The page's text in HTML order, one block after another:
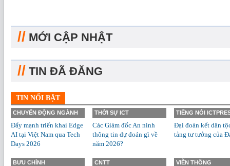
// MỚI CẬP NHẬT
// TIN ĐÃ ĐĂNG
TIN NỔI BẬT
CHUYỂN ĐỘNG NGÀNH
Đẩy mạnh triển khai Edge
AI tại Việt Nam qua Tech
Days 2026
THỜI SỰ ICT
Các Giám đốc An ninh
thông tin dự đoán gì về
năm 2026?
TIẾNG NÓI
Đại đoàn kết dân
tảng tư tưởng của
BƯU CHÍNH CNTT VIỄN THÔNG